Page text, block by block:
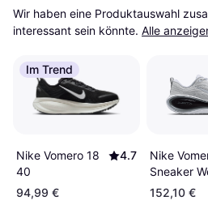
Wir haben eine Produktauswahl
interessant sein könnte. Alle
Im Trend
Nike Vomero 18
40
4.7
94,99 €
Nike
Sneaker
Schwarz
152,10 €